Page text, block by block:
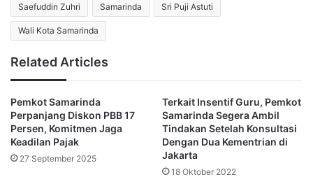
“Hari ini menjadi hari yang istimewa. Kalian telah melewati
perjalanan panjang yang penuh doa, pengorbanan, dan
kerja keras,” ujarnya.
Kemudian ia juga mengapresiasi para santri yang tetap
konsisten menjaga hafalan di tengah aktivitas sekolah.
Menurutnya, pencapaian itu menunjukkan komitmen yang
kuat terhadap pendidikan dan pembentukan karakter.
Terus Jaga Hafalan Al-Qur’an
Saefuddin Zuhri Samarinda Sri Puji Astuti
Wali Kota Samarinda
Related Articles
Pemkot Samarinda
Perpanjang Diskon PBB 17
Persen, Komitmen Jaga
Keadilan Pajak
27 September 2025
Terkait Insentif Guru, Pemkot
Samarinda Segera Ambil
Tindakan Setelah Konsultasi
Dengan Dua Kementrian di
Jakarta
18 Oktober 2022